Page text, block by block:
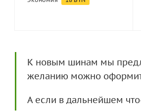
К новым шинам мы
желанию можно
А если в дальнейшем